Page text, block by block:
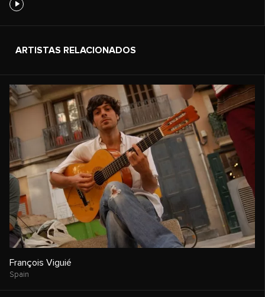
ARTISTAS RELACIONADOS
François Viguié
Spain